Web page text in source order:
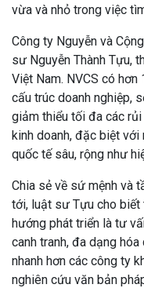
vừa và nhỏ trong việc
Công ty Nguyễn và
sư Nguyễn Thành Tựu,
Việt Nam. NVCS có
cấu trúc doanh nghiệp,
giảm thiểu tối đa các
kinh doanh, đặc biệt
quốc tế sâu, rộng như
Chia sẻ về sứ mệnh và
tới, luật sư Tựu cho biết
hướng phát triển là tư
canh tranh, đa dạng
nhanh hơn các công ty
nghiên cứu văn bản